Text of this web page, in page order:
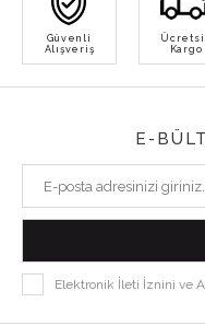
Güvenli
Alışveriş
Kargo
E-
Elektronik İleti İznini ve